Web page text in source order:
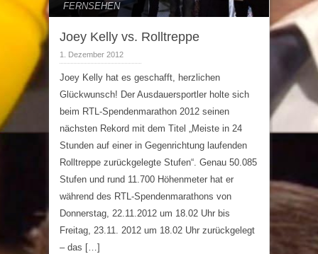
FERNSEHEN
Joey Kelly vs. Rolltreppe
1. Dezember 2012
Joey Kelly hat es geschafft, herzlichen
Glückwunsch! Der Ausdauersportler holte sich
beim RTL-Spendenmarathon 2012 seinen
nächsten Rekord mit dem Titel „Meiste in 24
Stunden auf einer in Gegenrichtung laufenden
Rolltreppe zurückgelegte Stufen“. Genau 50.085
Stufen und rund 11.700 Höhenmeter hat er
während des RTL-Spendenmarathons von
Donnerstag, 22.11.2012 um 18.02 Uhr bis
Freitag, 23.11. 2012 um 18.02 Uhr zurückgelegt
– das […]